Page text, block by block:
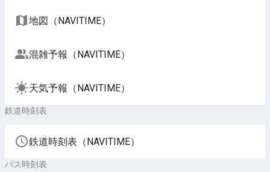
地図（NAVITIME）
混雑予報（NAVITIME）
天気予報（NAVITIME）
鉄道時刻表
鉄道時刻表（NAVITIME）
バス時刻表